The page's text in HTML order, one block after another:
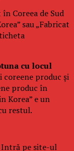
Coreea de Sud
sau „Fabricat
cu locul
coreene produc și
produc în
Korea” e un
restul.
Intră pe site-ul